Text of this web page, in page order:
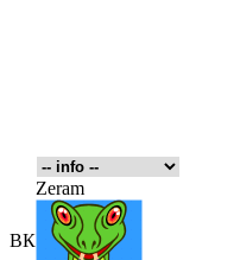
ВК
Zeram